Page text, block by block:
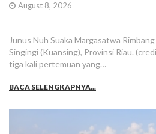
August 8, 2026
Junus Nuh Suaka Margasatwa
Singingi (Kuansing), Provinsi Riau.
tiga kali pertemuan yang…
BACA SELENGKAPNYA...